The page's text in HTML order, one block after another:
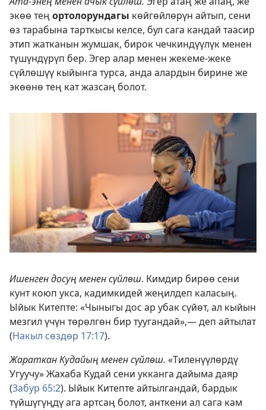
экөө тең ортолорундагы көйгөйлөрүн айтып, сени
өз тарабына тарткысы келсе, бул сага кандай таасир
этип жатканын жумшак, бирок чечкиндүүлүк менен
түшүндүрүп бер. Эгер алар менен жекеме-жеке
сүйлөшүү кыйынга турса, анда алардын бирине же
экөөнө тең кат жазсаң болот.
Ишенген досуң менен сүйлөш. Кимдир бирөө сени
кунт коюп укса, кадимкидей жеңилдеп каласың.
Ыйык Китепте: «Чыныгы дос ар убак сүйөт, ал кыйын
мезгил үчүн төрөлгөн бир туугандай»,— деп айтылат
(Накыл сөздөр 17:17).
Жараткан Кудайың менен сүйлөш. «Тиленүүлөрдү
Угуучу» Жахаба Кудай сени укканга дайыма даяр
(Забур 65:2). Ыйык Китепте айтылгандай, бардык
түйшүгүңдү ага артсаң болот, анткени ал сага кам